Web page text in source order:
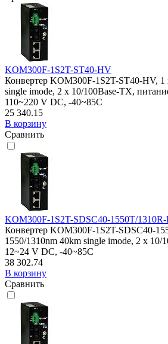
KOM300F-1S2T-ST40-HV
Конвертер KOM300F-1S2T-ST40-HV, 1
single imode, 2 x 10/100Base-TX,
110~220 V DC, -40~85C
25 340.15
В корзину
Сравнить
KOM300F-1S2T-SDSC40-1550T/
Конвертер KOM300F-1S2T-SDSC40-
1550/1310nm 40km single imode, 2 x 10/
12~24 V DC, -40~85C
38 302.74
В корзину
Сравнить